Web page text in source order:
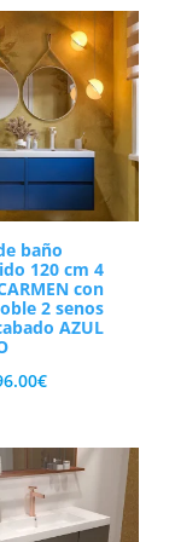
baño
120 cm 4
con
2 senos
AZUL
€